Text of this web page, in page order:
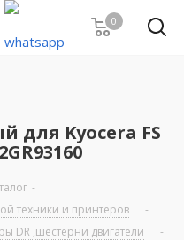
0
для Kyocera FS
-
техники и принтеров
-
DR ,шестерни двигатели
-